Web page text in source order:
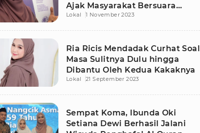
Ajak Masyarakat Bersuara
Lewat Medsos
Lokal 1 November 2023
Ria Ricis Mendadak Curhat Soal
Masa Sulitnya Dulu hingga
Dibantu Oleh Kedua Kakaknya
Lokal 21 September 2023
Sempat Koma, Ibunda Oki
Setiana Dewi Berhasil Jalani